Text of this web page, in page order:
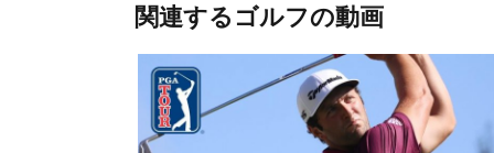
関連するゴルフの動画